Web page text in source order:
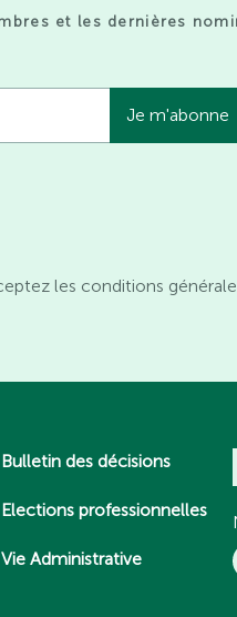
et les dernières
les conditions
Bulletin des décisions
Elections professionnelles
Vie Administrative